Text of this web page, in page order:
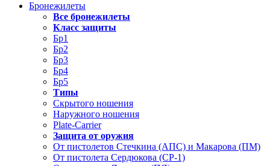
Бронежилеты
Все бронежилеты
Класс защиты
Бр1
Бр2
Бр3
Бр4
Бр5
Типы
Скрытого ношения
Наружного ношения
Plate-Carrier
Защита от оружия
От пистолетов Стечкина (АПС) и Макарова (ПМ)
От пистолета Сердюкова (СР-1)